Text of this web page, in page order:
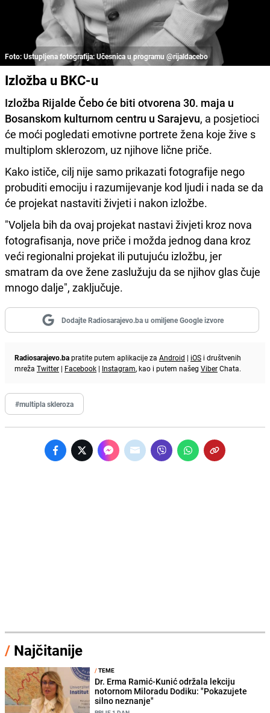
Foto: Ustupljena fotografija: Učesnica u programu @rijaldacebo
Izložba u BKC-u
Izložba Rijalde Čebo će biti otvorena 30. maja u
Bosanskom kulturnom centru u Sarajevu, a posjetioci
će moći pogledati emotivne portrete žena koje žive s
multiplom sklerozom, uz njihove lične priče.
Kako ističe, cilj nije samo prikazati fotografije nego
probuditi emociju i razumijevanje kod ljudi i nada se da
će projekat nastaviti živjeti i nakon izložbe.
"Voljela bih da ovaj projekat nastavi živjeti kroz nova
fotografisanja, nove priče i možda jednog dana kroz
veći regionalni projekat ili putujuću izložbu, jer
smatram da ove žene zaslužuju da se njihov glas čuje
mnogo dalje", zaključuje.
Dodajte Radiosarajevo.ba u omiljene Google izvore
Radiosarajevo.bapratite putem aplikacije za Android | iOS i društvenih
mreža Twitter | Facebook | Instagram, kao i putem našeg ViberChata.
#multipla skleroza
/ Najčitanije
/TEME
Dr. Erma Ramić-Kunić održala lekciju
notornom Miloradu Dodiku: "Pokazujete
silno neznanje"